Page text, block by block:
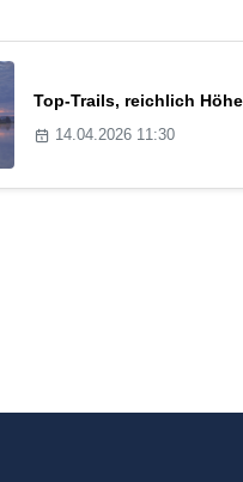
Top-Trails, reichlich
14.04.2026 11:30